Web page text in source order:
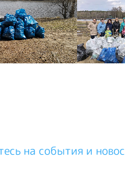
на события и